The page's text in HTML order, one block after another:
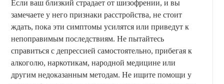
Если ваш близкий страдает от шизофрении, и вы
замечаете у него признаки расстройства, не стоит
ждать, пока эти симптомы усилятся или приведут к
непоправимым последствиям. Не пытайтесь
справиться с депрессией самостоятельно, прибегая к
алкоголю, наркотикам, народной медицине или
другим недоказанным методам. Не ищите помощи у